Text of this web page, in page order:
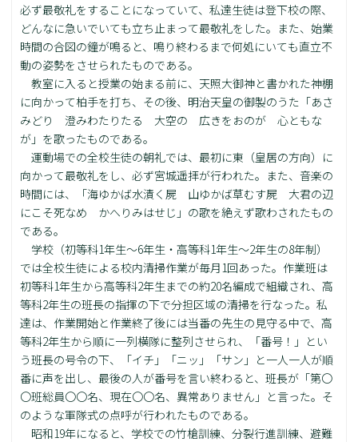
必ず最敬礼をすることになっていて、私達生徒は登下校の際、
どんなに急いでいても立ち止まって最敬礼をした。また、始業
時間の合図の鐘が鳴ると、鳴り終わるまで何処にいても直立不
動の姿勢をさせられたものである。
教室に入ると授業の始まる前に、天照大御神と書かれた神棚
に向かって柏手を打ち、その後、明治天皇の御製のうた「あさ
みどり 澄みわたりたる 大空の 広きをおのが 心ともな
が」を歌ったものである。
運動場での全校生徒の朝礼では、最初に東（皇居の方向）に
向かって最敬礼をし、必ず宮城遥拝が行われた。また、音楽の
時間には、「海ゆかば水漬く屍 山ゆかば草むす屍 大君の辺
にこそ死なめ かへりみはせじ」の歌を絶えず歌わされたもの
である。
学校（初等科1年生～6年生・高等科1年生～2年生の8年制）
では全校生徒による校内清掃作業が毎月1回あった。作業班は
初等科1年生から高等科2年生までの約20名編成で組織され、高
等科2年生の班長の指揮の下で分担区域の清掃を行なった。私
達は、作業開始と作業終了後には当番の先生の見守る中で、高
等科2年生から順に一列横隊に整列させられ、「番号！」とい
う班長の号令の下、「イチ」「ニッ」「サン」と一人一人が順
番に声を出し、最後の人が番号を言い終わると、班長が「第〇
〇班総員〇〇名、現在〇〇名、異常ありません」と言った。そ
のような軍隊式の点呼が行われたものである。
昭和19年になると、学校での竹槍訓練、分裂行進訓練、避難